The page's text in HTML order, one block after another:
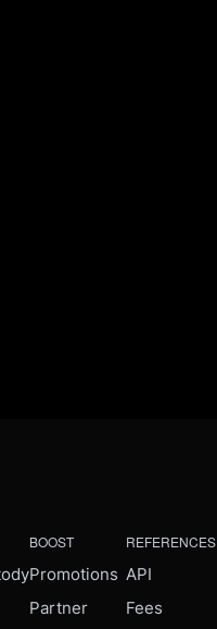
BOOST
Promotions
Partner
REFERENCES
API
Fees